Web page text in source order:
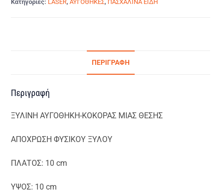
Κατηγορίες: LASER,ΑΥΓΟΘΗΚΕΣ, ΠΑΣΧΑΛΙΝΑ ΕΙΔΗ
ΠΕΡΙΓΡΑΦΉ
Περιγραφή
ΞΥΛΙΝΗ ΑΥΓΟΘΗΚΗ-ΚΟΚΟΡΑΣ ΜΙΑΣ ΘΕΣΗΣ
ΑΠΟΧΡΩΣΗ ΦΥΣΙΚΟΥ ΞΥΛΟΥ
ΠΛΑΤΟΣ: 10 cm
ΥΨΟΣ: 10 cm